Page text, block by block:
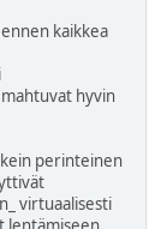
kaikkea
hyvin
perinteinen
virtuaalisesti